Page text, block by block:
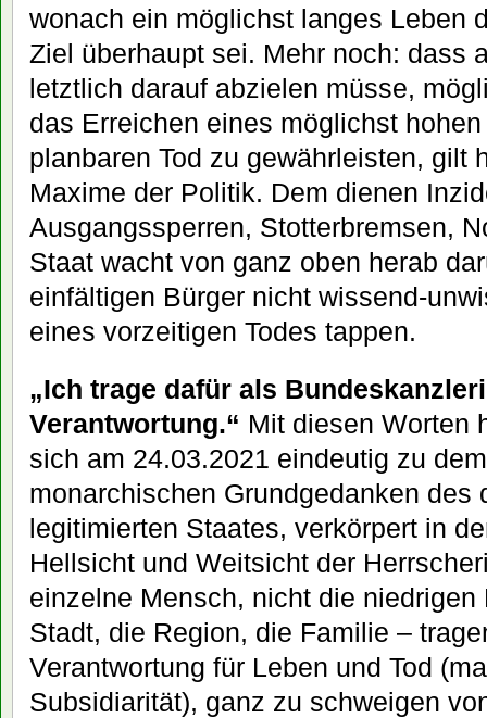
wonach ein möglichst langes Leben
Ziel überhaupt sei. Mehr noch: dass
letztlich darauf abzielen müsse,
das Erreichen eines möglichst
planbaren Tod zu gewährleisten, gilt
Maxime der Politik. Dem dienen
Ausgangssperren, Stotterbremsen,
Staat wacht von ganz oben herab
einfältigen Bürger nicht wissend-
eines vorzeitigen Todes tappen.
„Ich trage dafür als
Verantwortung.“ Mit diesen Worten
sich am 24.03.2021 eindeutig zu
monarchischen Grundgedanken des
legitimierten Staates, verkörpert in
Hellsicht und Weitsicht der
einzelne Mensch, nicht die niedrigen
Stadt, die Region, die Familie –
Verantwortung für Leben und Tod
Subsidiarität), ganz zu schweigen